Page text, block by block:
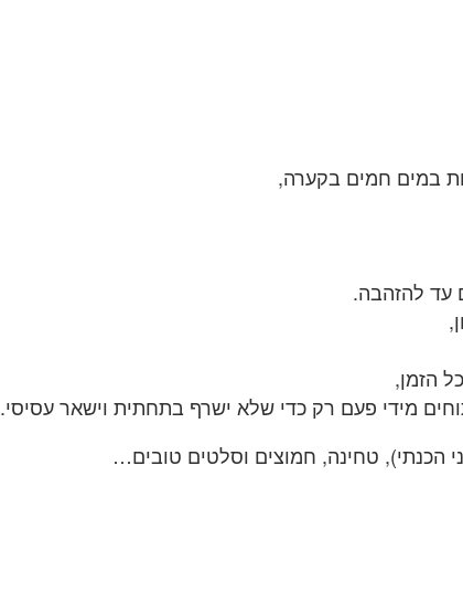
עד להזהבה.
הזמן,
מידי פעם רק כדי שלא ישרף בתחתית וישאר עסיסי.
הכנתי), טחינה, חמוצים וסלטים טובים…